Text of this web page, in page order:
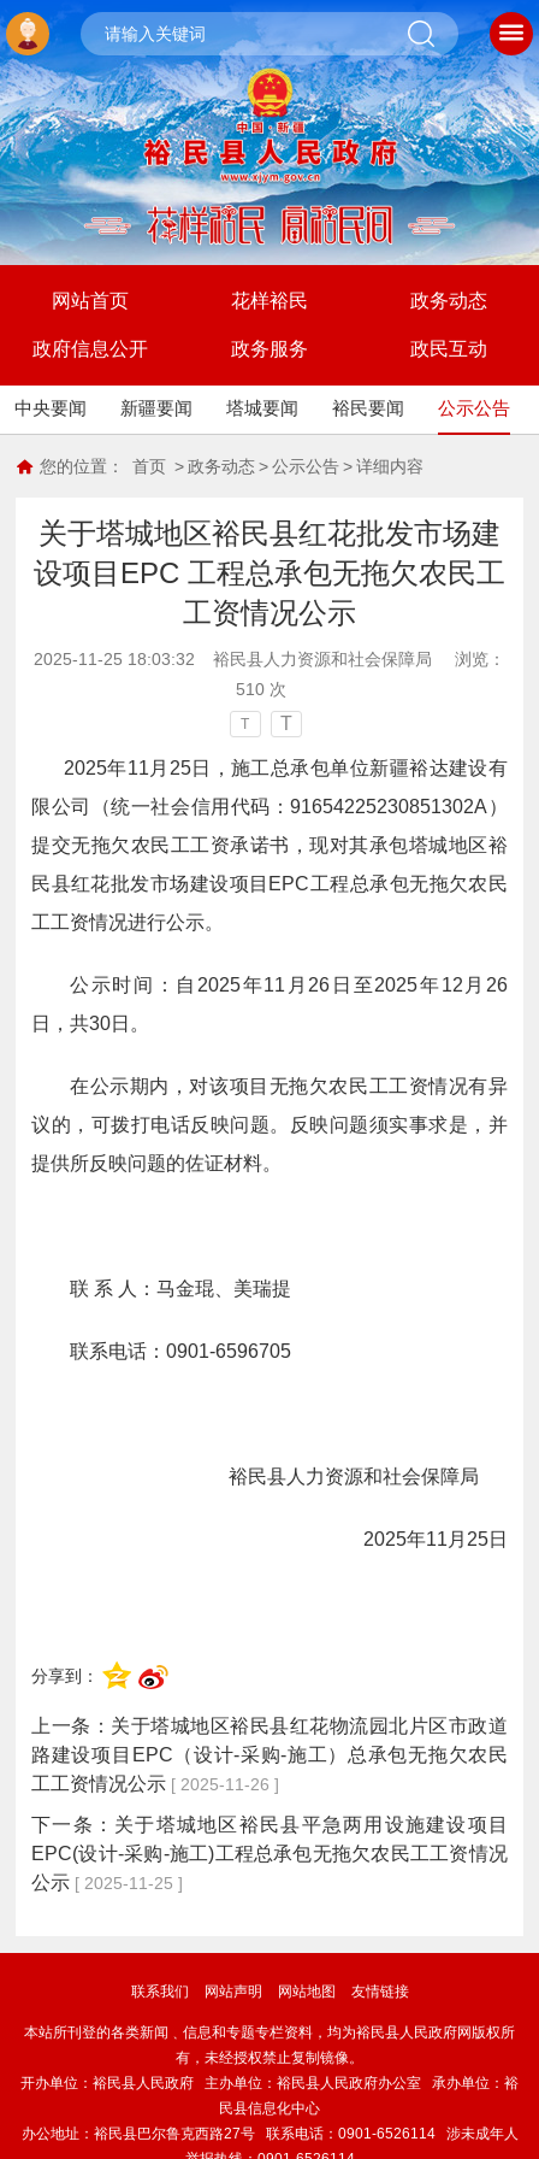
网站首页 花样裕民 政务动态
政府信息公开 政务服务 政民互动
中央要闻 新疆要闻 塔城要闻 裕民要闻 公示公告
您的位置： 首页 > 政务动态 > 公示公告 > 详细内容
关于塔城地区裕民县红花批发市场建
设项目EPC 工程总承包无拖欠农民工
工资情况公示
2025-11-25 18:03:32 裕民县人力资源和社会保障局
浏览：
510次
T T
2025年11月25日，施工总承包单位新疆裕达建设有
限公司（统一社会信用代码：91654225230851302A）
提交无拖欠农民工工资承诺书，现对其承包塔城地区裕
民县红花批发市场建设项目EPC工程总承包无拖欠农民
工工资情况进行公示。
公示时间：自 2025年11 月 26 日至2025年12 月 26
日，共30日。
在公示期内，对该项目无拖欠农民工工资情况有异
议的，可拨打电话反映问题。反映问题须实事求是，并
提供所反映问题的佐证材料。
联 系 人：马金琨、美瑞提
联系电话：0901-6596705
裕民县人力资源和社会保障局
2025年11月25日
分享到：
上一条： 关于塔城地区裕民县红花物流园北片区市政道
路建设项目EPC（设计-采购-施工）总承包无拖欠农民
工工资情况公示 [ 2025-11-26 ]
下一条： 关于塔城地区裕民县平急两用设施建设项目
EPC(设计-采购-施工)工程总承包无拖欠农民工工资情况
公示 [ 2025-11-25 ]
联系我们 网站声明 网站地图 友情链接
本站所刊登的各类新闻﹑信息和专题专栏资料，均为裕民县人民政府网版权所
有，未经授权禁止复制镜像。
开办单位：裕民县人民政府 主办单位：裕民县人民政府办公室 承办单位：裕
民县信息化中心
办公地址：裕民县巴尔鲁克西路27号 联系电话：0901-6526114 涉未成年人